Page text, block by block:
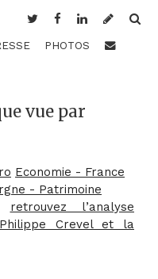
PHOTOS
vue par
Economie - France
- Patrimoine
retrouvez l’analyse
Crevel et la